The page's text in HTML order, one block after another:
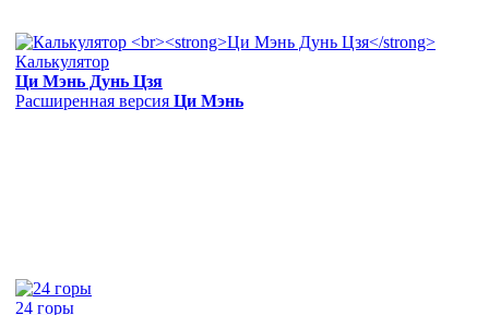
Калькулятор
Ци Мэнь Дунь Цзя
Расширенная версия Ци Мэнь
24 горы